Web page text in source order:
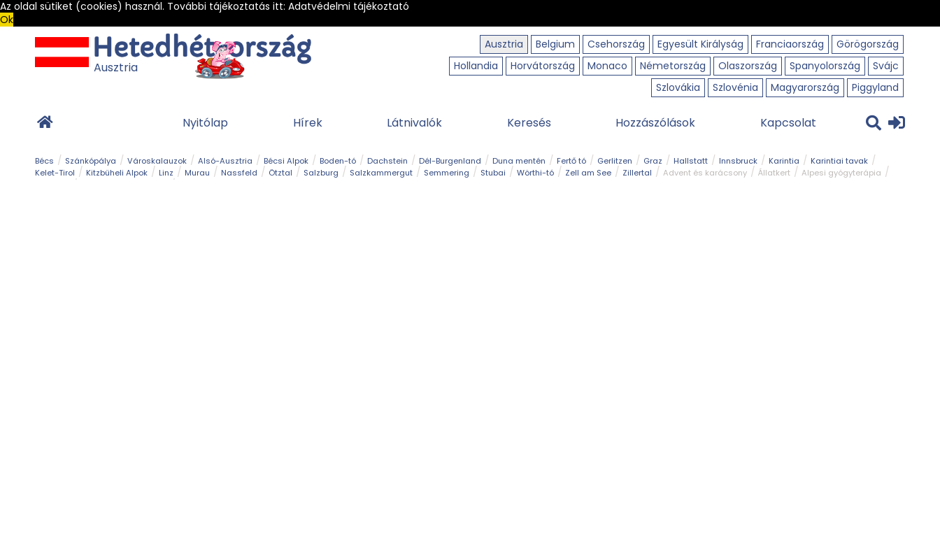
Az oldal sütiket (cookies) használ. További tájékoztatás itt: Adatvédelmi tájékoztató
Ok
Ausztria
Belgium Csehország Egyesült Királyság Franciaország
Görögország
Hollandia
Horvátország Monaco Németország Olaszország Spanyolország
Svájc
Szlovákia
Szlovénia Magyarország Piggyland
Ausztria
Nyitólap Hírek Látnivalók Keresés Hozzászólások Kapcsolat
Bécs Szánkópálya Városkalauzok Alsó-Ausztria Bécsi Alpok Boden-tó Dachstein Dél-Burgenland Duna mentén Fertő tó Gerlitzen Graz Hallstatt Innsbruck Karintia
Karintiai tavak
Kelet-Tirol
Kitzbüheli Alpok Linz Murau Nassfeld Ötztal Salzburg Salzkammergut Semmering Stubai Wörthi-tó Zell am See Zillertal Advent és karácsony Állatkert
Alpesi gyógyterápia